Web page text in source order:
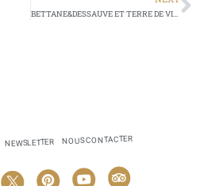
BETTANE&DESSAUVE ET TERRE DE VINS 2025
NEWSLETTER NOUS CONTACTER